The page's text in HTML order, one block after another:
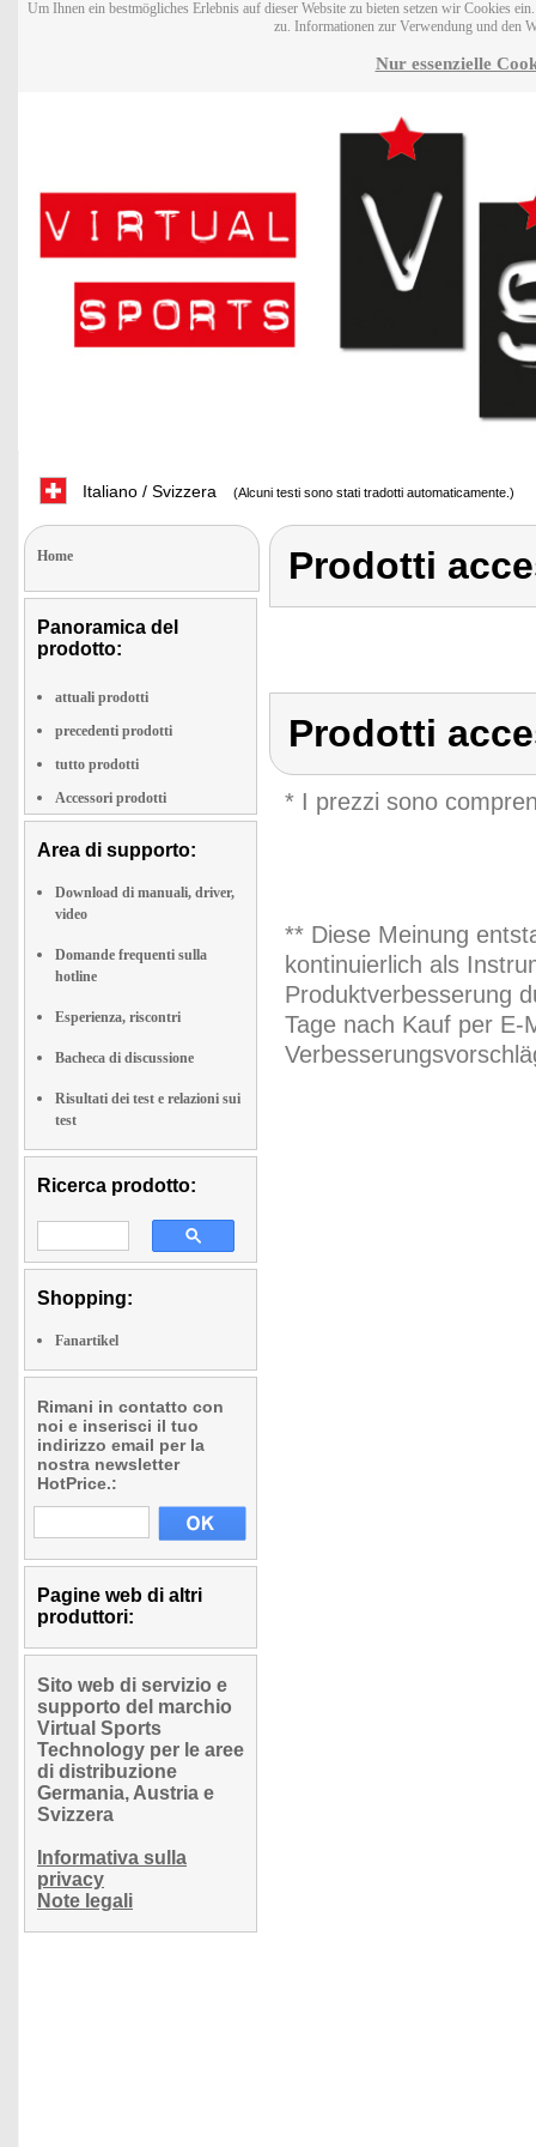
Um Ihnen ein bestmögliches Erlebnis auf dieser Website zu bieten setzen wir Cookies
zu. Informationen zur Verwendung und den
Nur essenzielle
Italiano / Svizzera (Alcuni testi sono stati tradotti automaticamente.)
Home
Panoramica del
prodotto:
attuali prodotti
precedenti prodotti
tutto prodotti
Accessori prodotti
Area di supporto:
Download di manuali, driver,
video
Domande frequenti sulla
hotline
Esperienza, riscontri
Bacheca di discussione
Risultati dei test e relazioni sui
test
Ricerca prodotto:
Shopping:
Fanartikel
Rimani in contatto con
noi e inserisci il tuo
indirizzo email per la
nostra newsletter
HotPrice.:
Pagine web di altri
produttori:
Sito web di servizio e
supporto del marchio
Virtual Sports
Technology per le aree
di distribuzione
Germania, Austria e
Svizzera
Informativa sulla
privacy
Note legali
Prodotti
Prodotti
* I prezzi sono
** Diese Meinung
kontinuierlich als
Produktverbesserung
Tage nach Kauf per E-